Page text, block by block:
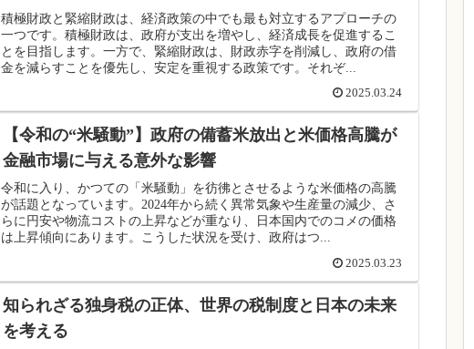
積極財政と緊縮財政は、経済政策の中でも最も対立するアプローチの
一つです。積極財政は、政府が支出を増やし、経済成長を促進するこ
とを目指します。一方で、緊縮財政は、財政赤字を削減し、政府の借
金を減らすことを優先し、安定を重視する政策です。それぞ...
2025.03.24
【令和の“米騒動”】政府の備蓄米放出と米価格高騰が
金融市場に与える意外な影響
令和に入り、かつての「米騒動」を彷彿とさせるような米価格の高騰
が話題となっています。2024年から続く異常気象や生産量の減少、さ
らに円安や物流コストの上昇などが重なり、日本国内でのコメの価格
は上昇傾向にあります。こうした状況を受け、政府はつ...
2025.03.23
知られざる独身税の正体、世界の税制度と日本の未来
を考える